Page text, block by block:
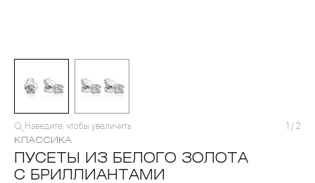
Наведите, чтобы увеличить 1 / 2
КЛАССИКА
ПУСЕТЫ ИЗ БЕЛОГО ЗОЛОТА
С БРИЛЛИАНТАМИ